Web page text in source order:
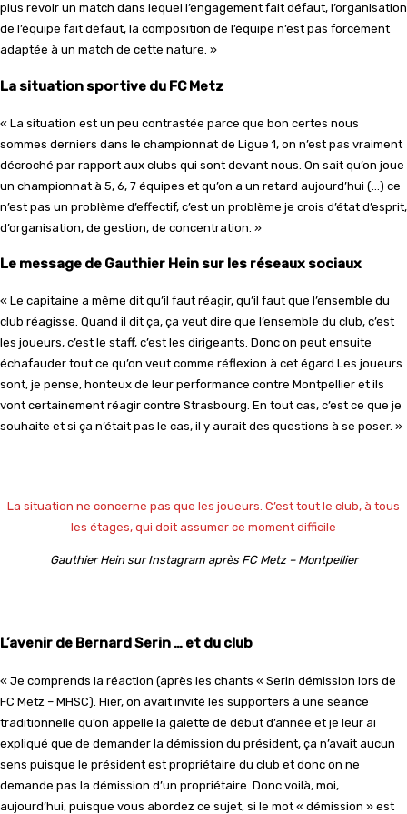
plus revoir un match dans lequel l’engagement fait défaut, l’organisation
de l’équipe fait défaut, la composition de l’équipe n’est pas forcément
adaptée à un match de cette nature. »
La situation sportive du FC Metz
« La situation est un peu contrastée parce que bon certes nous
sommes derniers dans le championnat de Ligue 1, on n’est pas vraiment
décroché par rapport aux clubs qui sont devant nous. On sait qu’on joue
un championnat à 5, 6, 7 équipes et qu’on a un retard aujourd’hui (…) ce
n’est pas un problème d’effectif, c’est un problème je crois d’état d’esprit,
d’organisation, de gestion, de concentration. »
Le message de Gauthier Hein sur les réseaux sociaux
« Le capitaine a même dit qu’il faut réagir, qu’il faut que l’ensemble du
club réagisse. Quand il dit ça, ça veut dire que l’ensemble du club, c’est
les joueurs, c’est le staff, c’est les dirigeants. Donc on peut ensuite
échafauder tout ce qu’on veut comme réflexion à cet égard.Les joueurs
sont, je pense, honteux de leur performance contre Montpellier et ils
vont certainement réagir contre Strasbourg. En tout cas, c’est ce que je
souhaite et si ça n’était pas le cas, il y aurait des questions à se poser. »
La situation ne concerne pas que les joueurs. C’est tout le club, à tous
les étages, qui doit assumer ce moment difficile
Gauthier Hein sur Instagram après FC Metz – Montpellier
L’avenir de Bernard Serin … et du club
« Je comprends la réaction (après les chants « Serin démission lors de
FC Metz – MHSC). Hier, on avait invité les supporters à une séance
traditionnelle qu’on appelle la galette de début d’année et je leur ai
expliqué que de demander la démission du président, ça n’avait aucun
sens puisque le président est propriétaire du club et donc on ne
demande pas la démission d’un propriétaire. Donc voilà, moi,
aujourd’hui, puisque vous abordez ce sujet, si le mot « démission » est